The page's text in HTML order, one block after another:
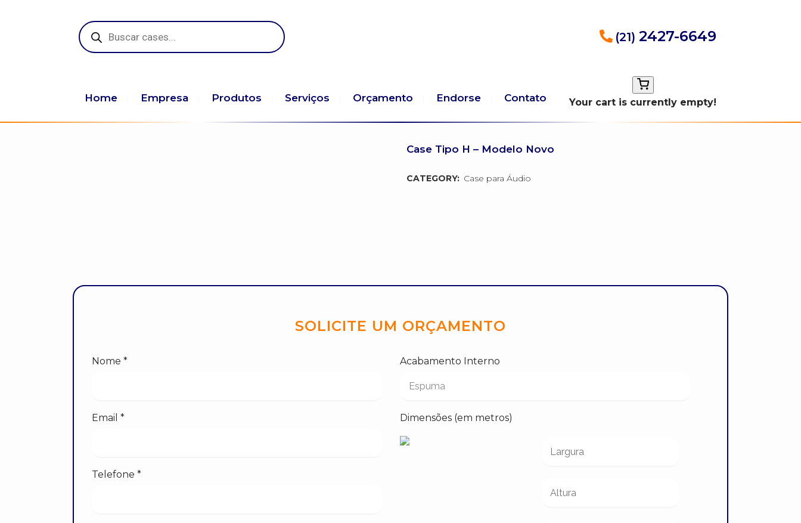
Pesquisar
produtos
(21) 2427-6649
Home Empresa Produtos Serviços Orçamento Endorse Contato Your cart is currently empty!
Case Tipo H – Modelo Novo
CATEGORY: Case para Áudio
SOLICITE UM ORÇAMENTO
Nome *
Email *
Telefone *
Acabamento Interno
Dimensões (em metros)